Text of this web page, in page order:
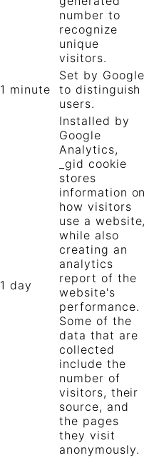
number to
recognize
unique
visitors.
1 minute
Set by Google
to distinguish
users.
1 day
Installed by
Google
Analytics,
_gid cookie
stores
information on
how visitors
use a website,
while also
creating an
analytics
report of the
website's
performance.
Some of the
data that are
collected
include the
number of
visitors, their
source, and
the pages
they visit
anonymously.